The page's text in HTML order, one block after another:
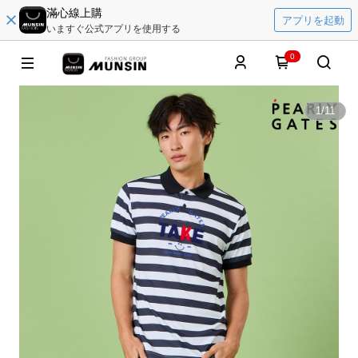
滿心線上購
いますぐ公式アプリを使用する
アプリを起動
0
1/11